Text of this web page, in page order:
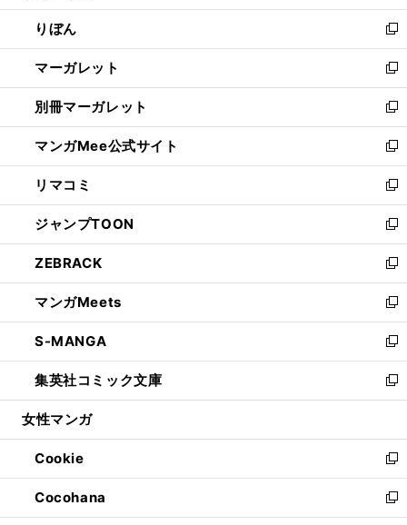
開
く
ウ
で
開
く
ン
ド
ウ
で
開
く
ウ
ィ
ン
ド
ウ
で
開
く
りぼん
新
し
い
ウ
ィ
ン
ド
ウ
で
開
く
マーガレット
新
し
い
ウ
ィ
ン
ド
ウ
で
開
く
別冊マーガレット
新
し
い
ウ
ィ
ン
ド
ウ
で
開
く
マンガMee公式サイト
新
し
い
ウ
ィ
ン
ド
ウ
で
開
く
リマコミ
新
し
い
ウ
ィ
ン
ド
ウ
で
開
く
ジャンプTOON
新
し
い
ウ
ィ
ン
ド
ウ
で
開
ZEBRACK
新
し
い
ウ
ィ
ン
ド
ウ
開
く
マンガMeets
新
し
い
ウ
ィ
ン
ウ
で
開
く
S-MANGA
新
し
い
ウ
ン
ド
ウ
で
開
集英社コミック文庫
新
し
ウ
ィ
ン
ド
ウ
女性マンガ
Cookie
新
し
い
ウ
Cocohana
新
し